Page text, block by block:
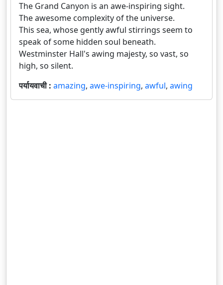
The Grand Canyon is an awe-inspiring sight.
The awesome complexity of the universe.
This sea, whose gently awful stirrings seem to
speak of some hidden soul beneath.
Westminster Hall's awing majesty, so vast, so
high, so silent.
पर्यायवाची : amazing, awe-inspiring, awful, awing